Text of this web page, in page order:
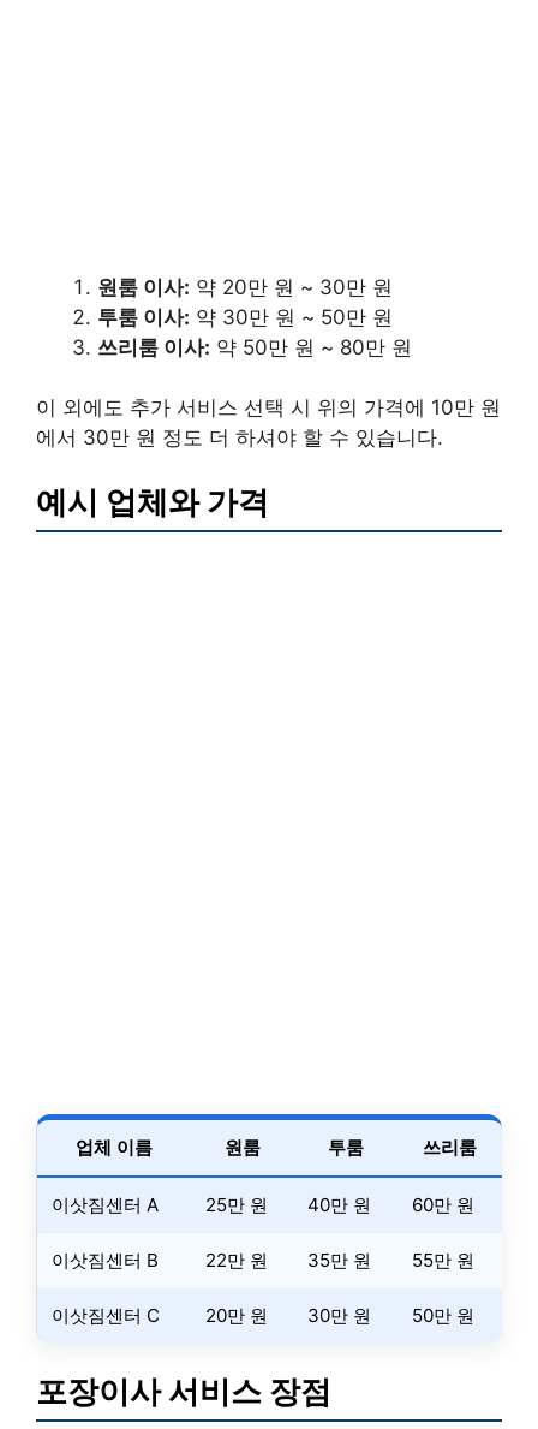
원룸 이사: 약 20만 원 ~ 30만 원
투룸 이사: 약 30만 원 ~ 50만 원
쓰리룸 이사: 약 50만 원 ~ 80만 원
이 외에도 추가 서비스 선택 시 위의 가격에 10만 원
에서 30만 원 정도 더 하셔야 할 수 있습니다.
예시 업체와 가격
업체 이름 원룸 투룸 쓰리룸
이삿짐센터 A 25만 원 40만 원 60만 원
이삿짐센터 B 22만 원 35만 원 55만 원
이삿짐센터 C 20만 원 30만 원 50만 원
포장이사 서비스 장점